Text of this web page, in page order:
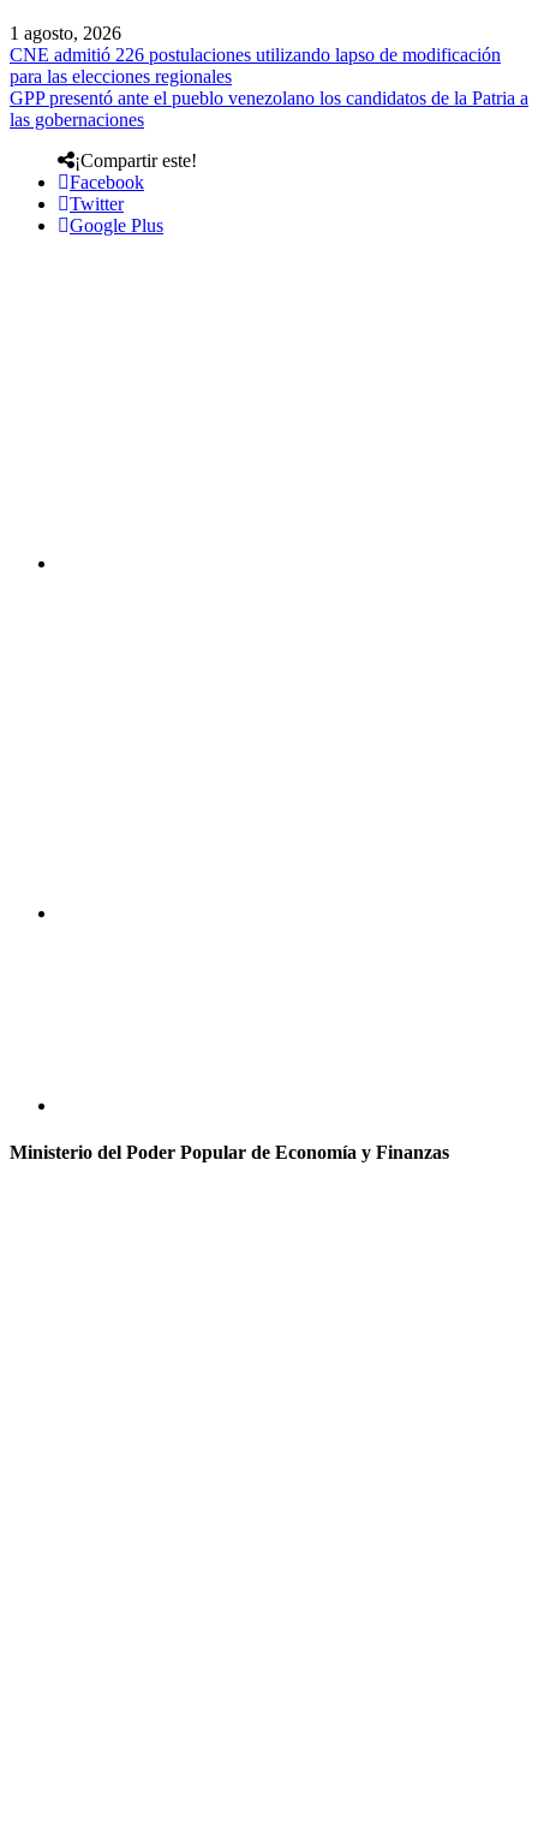
1 agosto, 2026
CNE admitió 226 postulaciones utilizando lapso de modificación
para las elecciones regionales
GPP presentó ante el pueblo venezolano los candidatos de la Patria a
las gobernaciones
¡Compartir este!
Facebook
Twitter
Google Plus
Ministerio del Poder Popular de Economía y Finanzas